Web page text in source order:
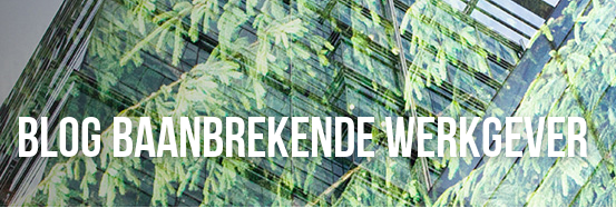
BLOG BAANBREKENDE WERKGEVER